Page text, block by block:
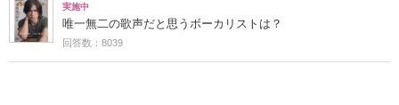
実施中
唯一無二の歌声だと思うボーカリストは？
回答数：8039